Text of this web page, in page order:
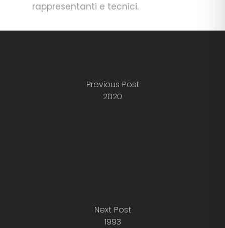
rappresentanti e tecnici.
Previous Post
2020
Next Post
1993